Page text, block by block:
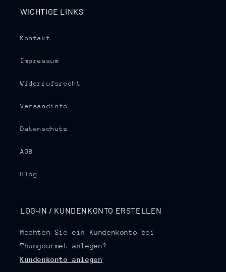
WICHTIGE LINKS
Kontakt
Impressum
Widerrufsrecht
Versandinfo
Datenschutz
AGB
Blog
LOG-IN / KUNDENKONTO ERSTELLEN
Möchten Sie ein Kundenkonto bei
Thungourmet anlegen?
Kundenkonto anlegen